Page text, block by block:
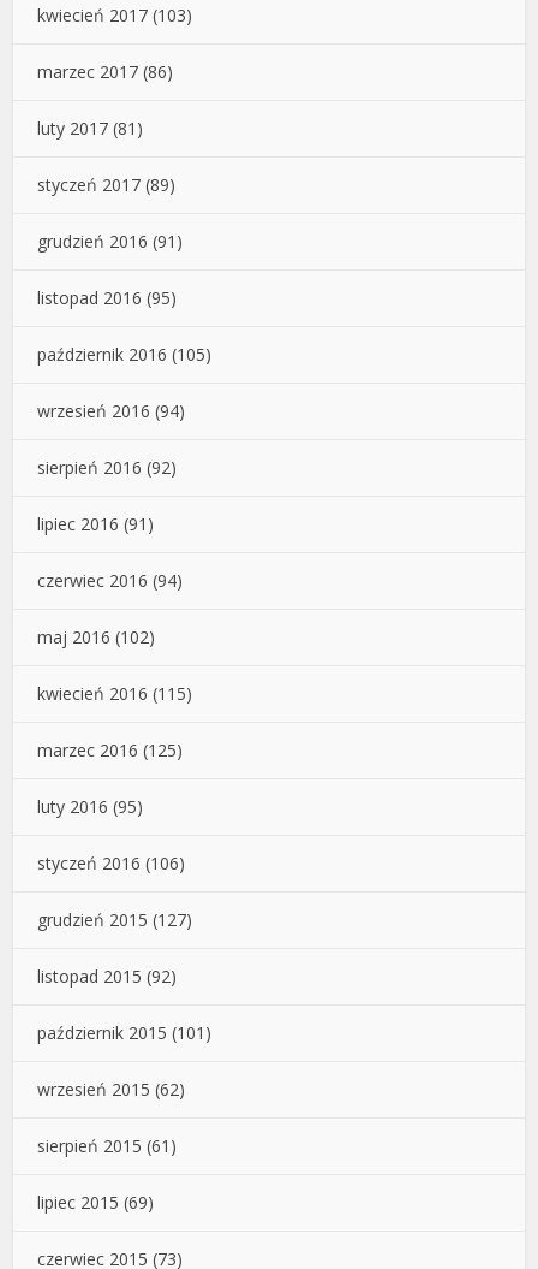
kwiecień 2017 (103)
marzec 2017 (86)
luty 2017 (81)
styczeń 2017 (89)
grudzień 2016 (91)
listopad 2016 (95)
październik 2016 (105)
wrzesień 2016 (94)
sierpień 2016 (92)
lipiec 2016 (91)
czerwiec 2016 (94)
maj 2016 (102)
kwiecień 2016 (115)
marzec 2016 (125)
luty 2016 (95)
styczeń 2016 (106)
grudzień 2015 (127)
listopad 2015 (92)
październik 2015 (101)
wrzesień 2015 (62)
sierpień 2015 (61)
lipiec 2015 (69)
czerwiec 2015 (73)